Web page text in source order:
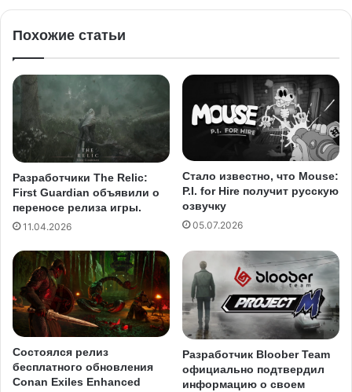
Похожие статьи
Разработчики The Relic:
First Guardian объявили о
переносе релиза игры.
11.04.2026
Стало известно, что Mouse:
P.I. for Hire получит русскую
озвучку
05.07.2026
Состоялся релиз
бесплатного обновления
Conan Exiles Enhanced
Разработчик Bloober Team
официально подтвердил
информацию о своем